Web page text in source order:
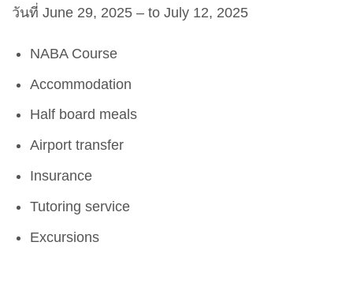
วันที่ June 29, 2025 – to July 12, 2025
NABA Course
Accommodation
Half board meals
Airport transfer
Insurance
Tutoring service
Excursions